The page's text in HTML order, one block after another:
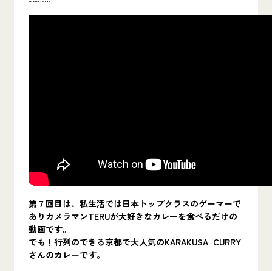
第７回目は、私生活では日本トップクラスのゲーマーで
ありカメラマンTERUが大好きなカレーを食べるだけの
動画です。
でも！行列のできる京都で大人気のKARAKUSA CURRY
さんのカレーです。